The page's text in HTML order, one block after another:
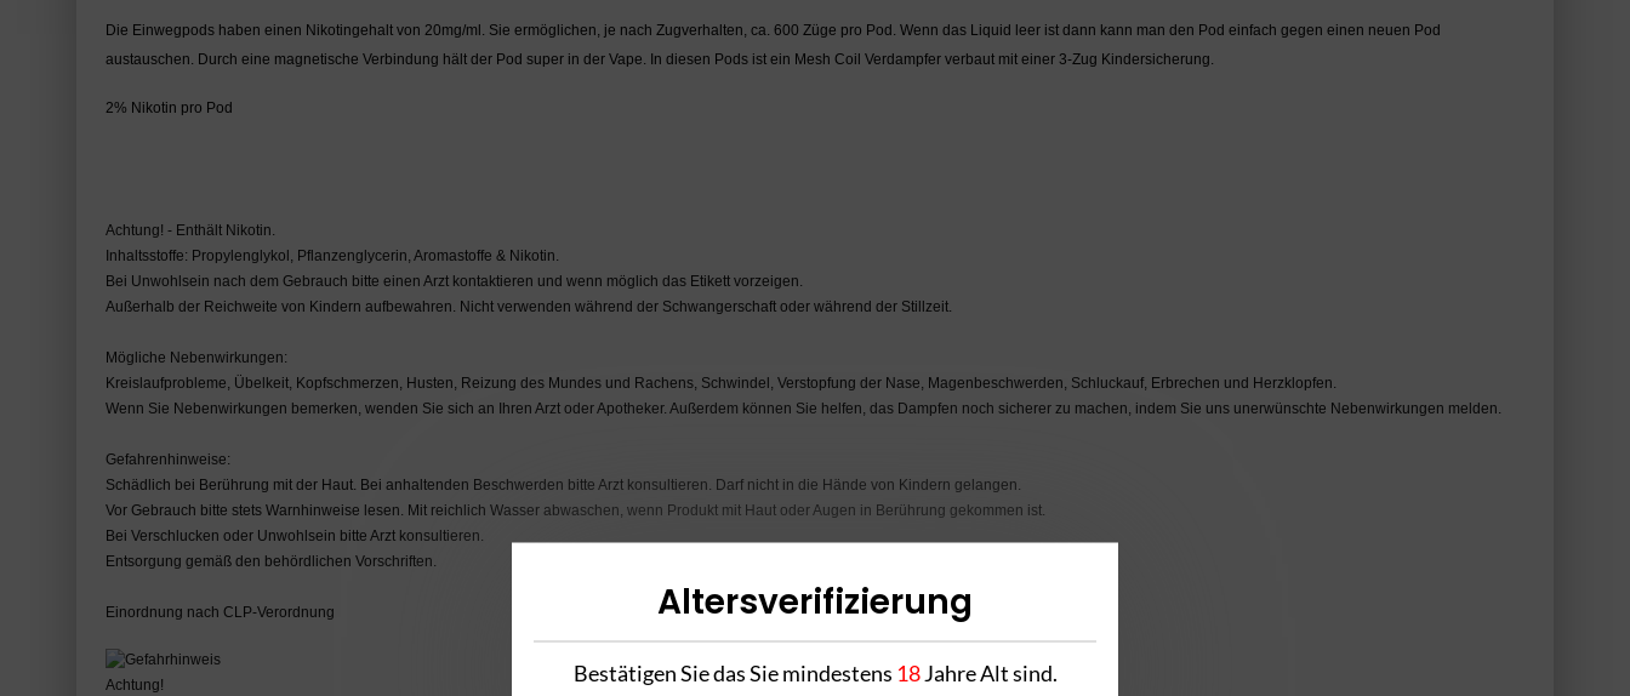
Die Einwegpods haben einen Nikotingehalt von 20mg/ml. Sie ermöglichen, je nach Zugverhalten, ca. 600 Züge pro Pod. Wenn das Liquid leer ist dann kann man den Pod einfach gegen einen neuen Pod
austauschen. Durch eine magnetische Verbindung hält der Pod super in der Vape. In diesen Pods ist ein Mesh Coil Verdampfer verbaut mit einer 3-Zug Kindersicherung.
2% Nikotin pro Pod
Achtung! - Enthält Nikotin.
Inhaltsstoffe: Propylenglykol, Pflanzenglycerin, Aromastoffe & Nikotin.
Bei Unwohlsein nach dem Gebrauch bitte einen Arzt kontaktieren und wenn möglich das Etikett vorzeigen.
Außerhalb der Reichweite von Kindern aufbewahren. Nicht verwenden während der Schwangerschaft oder während der Stillzeit.
Mögliche Nebenwirkungen:
Kreislaufprobleme, Übelkeit, Kopfschmerzen, Husten, Reizung des Mundes und Rachens, Schwindel, Verstopfung der Nase, Magenbeschwerden, Schluckauf, Erbrechen und Herzklopfen.
Wenn Sie Nebenwirkungen bemerken, wenden Sie sich an Ihren Arzt oder Apotheker. Außerdem können Sie helfen, das Dampfen noch sicherer zu machen, indem Sie uns unerwünschte Nebenwirkungen melden.
Gefahrenhinweise:
Schädlich bei Berührung mit der Haut. Bei anhaltenden Beschwerden bitte Arzt konsultieren. Darf nicht in die Hände von Kindern gelangen.
Vor Gebrauch bitte stets Warnhinweise lesen. Mit reichlich Wasser abwaschen, wenn Produkt mit Haut oder Augen in Berührung gekommen ist.
Bei Verschlucken oder Unwohlsein bitte Arzt konsultieren.
Entsorgung gemäß den behördlichen Vorschriften.
Einordnung nach CLP-Verordnung
Achtung!
Altersverifizierung
Bestätigen Sie das Sie mindestens 18Jahre Alt sind.